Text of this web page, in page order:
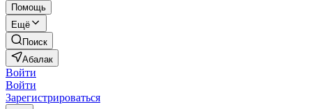
Помощь
Ещё
Поиск
Абалак
Войти
Войти
Зарегистрироваться